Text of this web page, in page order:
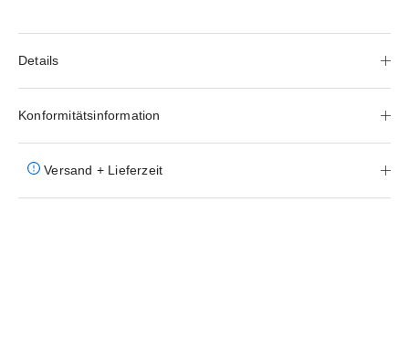
Details
Konformitätsinformation
Versand + Lieferzeit